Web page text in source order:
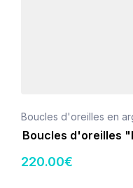
Boucles d'oreilles en
Boucles d'oreilles
220.00€